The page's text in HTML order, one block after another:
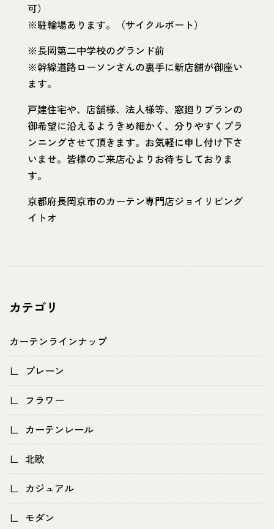
カテゴリ
カーテンラインナップ
プレーン
フラワー
カーテンレール
北欧
カジュアル
モダン
可）
※駐輪場あります。（サイクルポート）
※長岡第二中学校のグランド前
※幹線道路ローソンさんの裏手に新店舗が御座い
ます。
戸建住宅や、店舗様、法人様等、窓廻りプランの
御希望に沿えるようきめ細かく、分りやすくプラ
ンニングさせて頂きます。お気軽に申し付け下さ
いませ。皆様のご来店心よりお待ちしておりま
す。
京都府長岡京市のカーテン専門店ジョイリビング
イトオ